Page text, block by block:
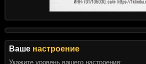
Ваше настроение
Укажите уровень вашего настроения: